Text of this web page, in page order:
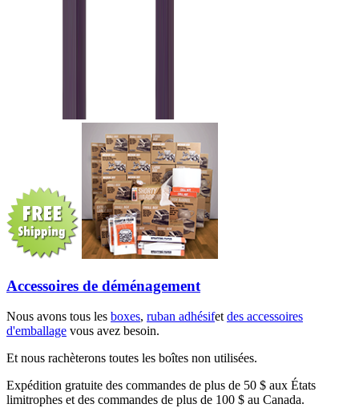
Accessoires de déménagement
Nous avons tous les boxes, ruban adhésifetdes accessoires
d'emballage vous avez besoin.
Et nous rachèterons toutes les boîtes non utilisées.
Expédition gratuite des commandes de plus de 50 $ aux États
limitrophes et des commandes de plus de 100 $ au Canada.